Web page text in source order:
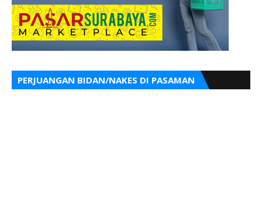
PERJUANGAN BIDAN/NAKES DI PASAMAN